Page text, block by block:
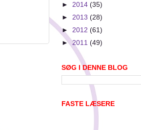
► 2014 (35)
► 2013 (28)
► 2012 (61)
► 2011 (49)
SØG I DENNE BLOG
FASTE LÆSERE